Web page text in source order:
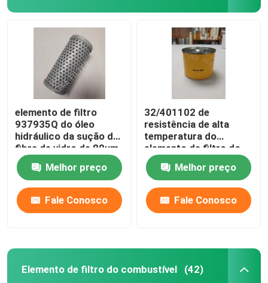
elemento de filtro
937935Q do óleo
hidráulico da sução da
fibra de vidro de 80um
100um
Melhor preço
Fale Conosco
32/401102 de
resistência de alta
temperatura do
elemento de filtro do
separador de óleo de
NBR
Melhor preço
Fale Conosco
Elemento de filtro do combustível (42)